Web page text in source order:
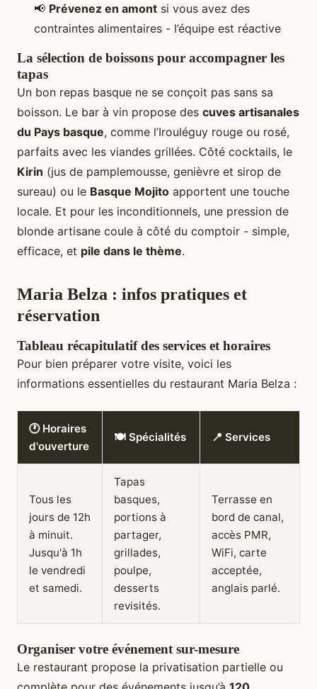
📢 Prévenez en amont si vous avez des
contraintes alimentaires - l’équipe est réactive
La sélection de boissons pour accompagner les
tapas
Un bon repas basque ne se conçoit pas sans sa
boisson. Le bar à vin propose des cuves artisanales
du Pays basque, comme l’Irouléguy rouge ou rosé,
parfaits avec les viandes grillées. Côté cocktails, le
Kirin (jus de pamplemousse, genièvre et sirop de
sureau) ou le Basque Mojito apportent une touche
locale. Et pour les inconditionnels, une pression de
blonde artisane coule à côté du comptoir - simple,
efficace, et pile dans le thème.
Maria Belza : infos pratiques et
réservation
Tableau récapitulatif des services et horaires
Pour bien préparer votre visite, voici les
informations essentielles du restaurant Maria Belza :
🕐 Horaires
d'ouverture
🍽️ Spécialités 📍 Services
Tous les
jours de 12h
à minuit.
Jusqu'à 1h
le vendredi
et samedi.
Tapas
basques,
portions à
partager,
grillades,
poulpe,
desserts
revisités.
Terrasse en
bord de canal,
accès PMR,
WiFi, carte
acceptée,
anglais parlé.
Organiser votre événement sur-mesure
Le restaurant propose la privatisation partielle ou